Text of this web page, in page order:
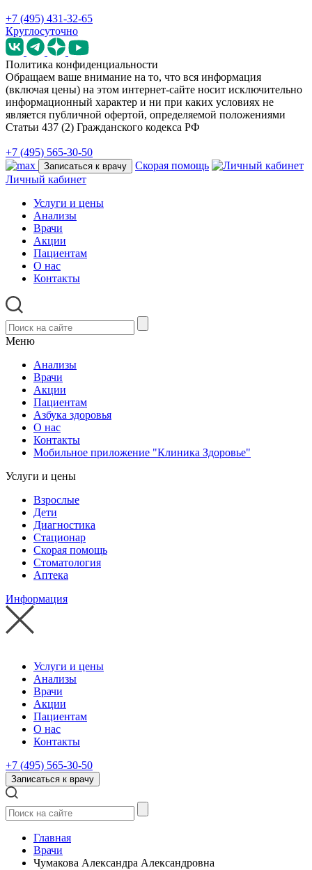
+7 (495) 431-32-65
Круглосуточно
Политика конфиденциальности
Обращаем ваше внимание на то, что вся информация
(включая цены) на этом интернет-сайте носит исключительно
информационный характер и ни при каких условиях не
является публичной офертой, определяемой положениями
Статьи 437 (2) Гражданского кодекса РФ
+7 (495) 565-30-50
Записаться к врачу
Скорая помощь
Личный кабинет
Услуги и цены
Анализы
Врачи
Акции
Пациентам
О нас
Контакты
Меню
Анализы
Врачи
Акции
Пациентам
Азбука здоровья
О нас
Контакты
Мобильное приложение "Клиника Здоровье"
Услуги и цены
Взрослые
Дети
Диагностика
Стационар
Скорая помощь
Стоматология
Аптека
Информация
Услуги и цены
Анализы
Врачи
Акции
Пациентам
О нас
Контакты
+7 (495) 565-30-50
Записаться к врачу
Главная
Врачи
Чумакова Александра Александровна